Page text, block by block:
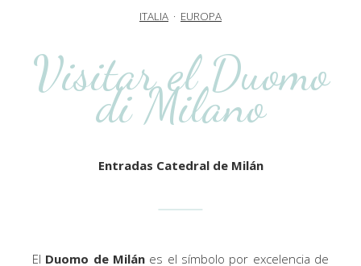
ITALIA · EUROPA
Visitar el Duomo
di Milano
Entradas Catedral de Milán
El Duomo de Milán es el símbolo por excelencia de